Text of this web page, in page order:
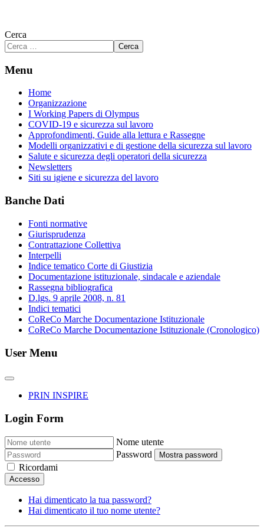
Cerca
Cerca
Menu
Home
Organizzazione
I Working Papers di Olympus
COVID-19 e sicurezza sul lavoro
Approfondimenti, Guide alla lettura e Rassegne
Modelli organizzativi e di gestione della sicurezza sul lavoro
Salute e sicurezza degli operatori della sicurezza
Newsletters
Siti su igiene e sicurezza del lavoro
Banche Dati
Fonti normative
Giurisprudenza
Contrattazione Collettiva
Interpelli
Indice tematico Corte di Giustizia
Documentazione istituzionale, sindacale e aziendale
Rassegna bibliografica
D.lgs. 9 aprile 2008, n. 81
Indici tematici
CoReCo Marche Documentazione Istituzionale
CoReCo Marche Documentazione Istituzionale (Cronologico)
User Menu
PRIN INSPIRE
Login Form
Nome utente
Password
Mostra password
Ricordami
Accesso
Hai dimenticato la tua password?
Hai dimenticato il tuo nome utente?